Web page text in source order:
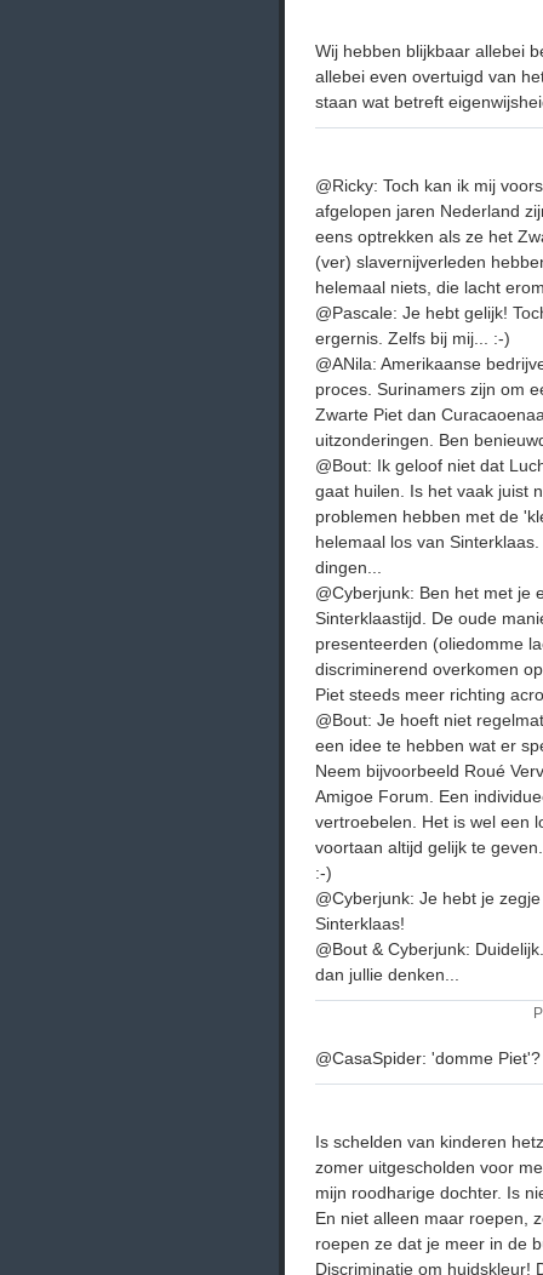
Wij hebben blijkbaar allebei
allebei even overtuigd van
staan wat betreft
@Ricky: Toch kan ik mij
afgelopen jaren Nederland
eens optrekken als ze het
(ver) slavernijverleden
helemaal niets, die lacht
@Pascale: Je hebt gelijk!
ergernis. Zelfs bij mij... :-)
@ANila: Amerikaanse
proces. Surinamers zijn om
Zwarte Piet dan
uitzonderingen. Ben
@Bout: Ik geloof niet dat
gaat huilen. Is het vaak juist
problemen hebben met de
helemaal los van
dingen...
@Cyberjunk: Ben het met je
Sinterklaastijd. De oude
presenteerden (oliedomme
discriminerend overkomen
Piet steeds meer richting
@Bout: Je hoeft niet
een idee te hebben wat er
Neem bijvoorbeeld Roué
Amigoe Forum. Een
vertroebelen. Het is wel een
voortaan altijd gelijk te
:-)
@Cyberjunk: Je hebt je
Sinterklaas!
@Bout & Cyberjunk:
dan jullie denken...
@CasaSpider: 'domme Piet'?
Is schelden van kinderen
zomer uitgescholden voor
mijn roodharige dochter. Is
En niet alleen maar roepen,
roepen ze dat je meer in de
Discriminatie om huidskleur!